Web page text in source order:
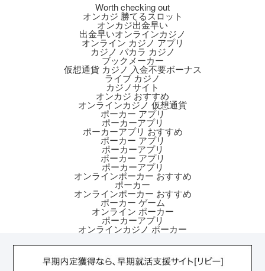
Worth checking out
オンカジ 勝てるスロット
オンカジ出金早い
出金早いオンラインカジノ
オンライン カジノ アプリ
カジノ バカラ カジノ
ブックメーカー
仮想通貨 カジノ 入金不要ボーナス
ライブ カジノ
カジノサイト
オンカジ おすすめ
オンラインカジノ 仮想通貨
ポーカー アプリ
ポーカーアプリ
ポーカーアプリ おすすめ
ポーカー アプリ
ポーカーアプリ
ポーカー アプリ
ポーカーアプリ
オンラインポーカー おすすめ
ポーカー
オンラインポーカー おすすめ
ポーカー ゲーム
オンライン ポーカー
ポーカーアプリ
オンラインカジノ ポーカー